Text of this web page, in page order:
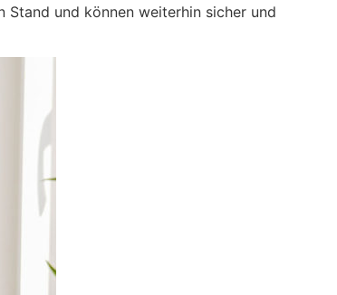
Stand und können weiterhin sicher und